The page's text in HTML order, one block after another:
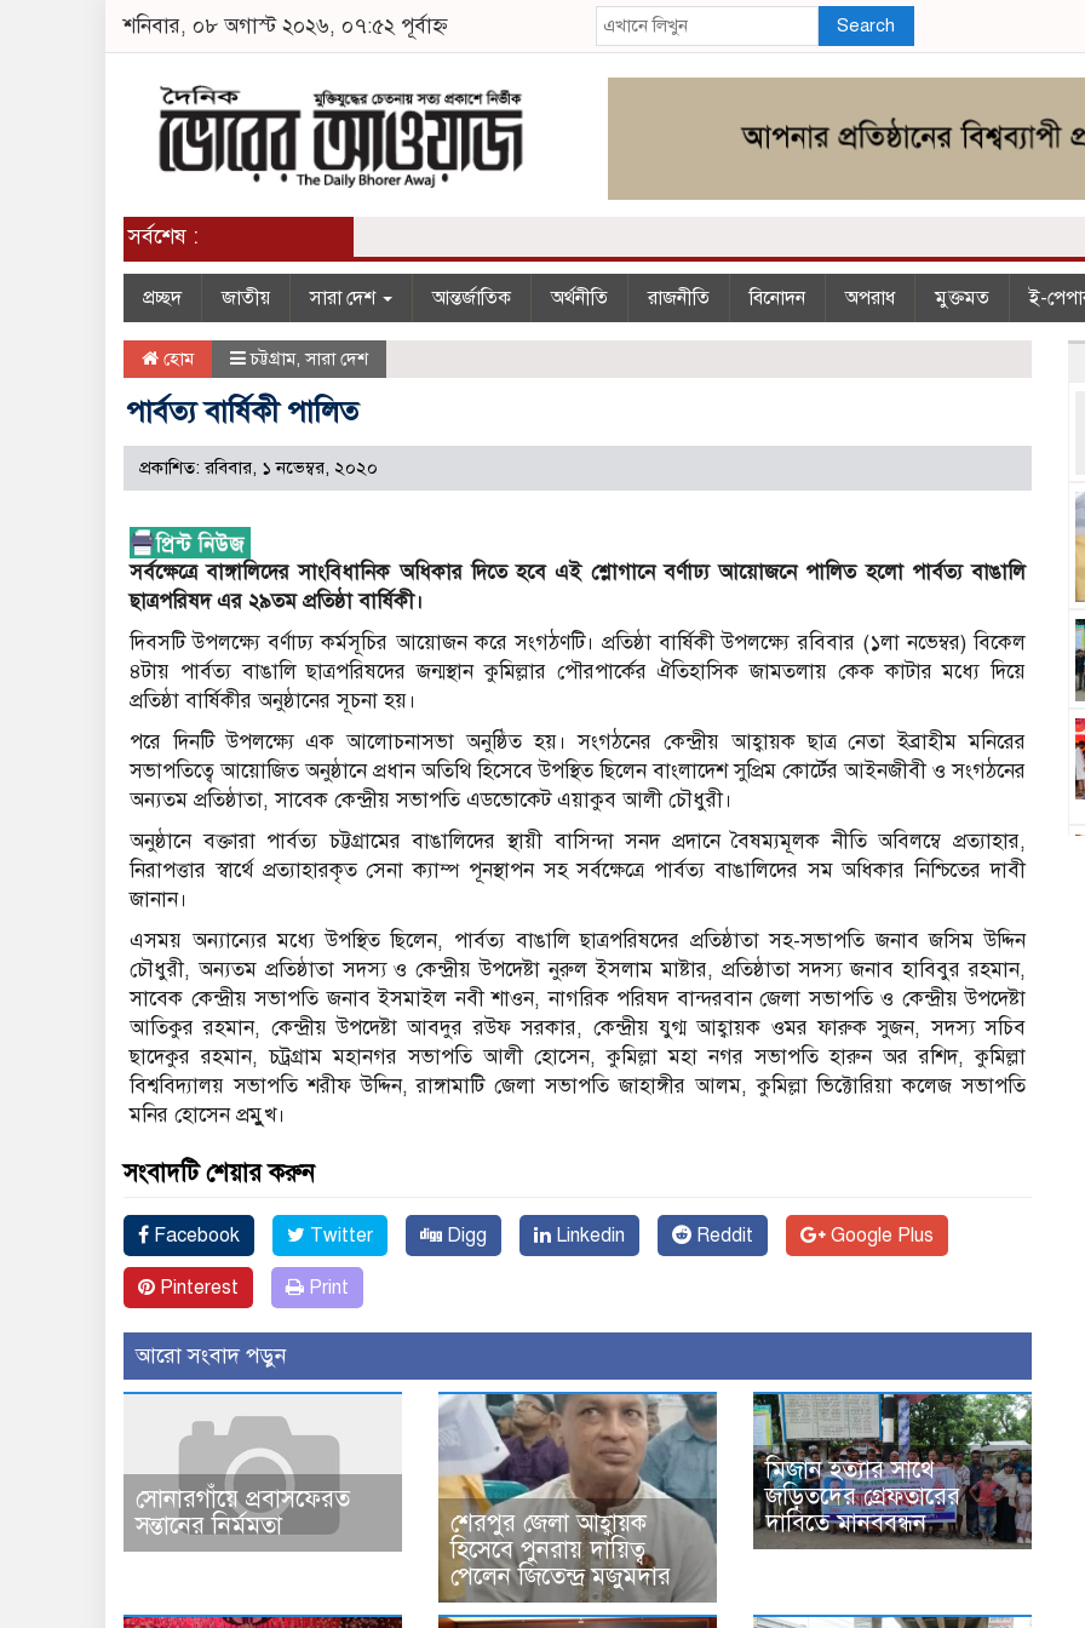
শনিবার, ০৮ অগাস্ট ২০২৬, ০৭:৫২ পূর্বাহ্ন Search
সর্বশেষ :
প্রচ্ছদ জাতীয় সারা দেশ আন্তর্জাতিক অর্থনীতি রাজনীতি বিনোদন অপরাধ মুক্তমত ই-
হোম চট্টগ্রাম,সারা দেশ
পার্বত্য বার্ষিকী পালিত
প্রকাশিত: রবিবার, ১ নভেম্বর, ২০২০
সর্বক্ষেত্রে বাঙ্গালিদের সাংবিধানিক অধিকার দিতে হবে এই শ্লোগানে বর্ণাঢ্য আয়োজনে পালিত হলো পার্বত্য বাঙালি
ছাত্রপরিষদ এর ২৯তম প্রতিষ্ঠা বার্ষিকী।
দিবসটি উপলক্ষ্যে বর্ণাঢ্য কর্মসূচির আয়োজন করে সংগঠণটি। প্রতিষ্ঠা বার্ষিকী উপলক্ষ্যে রবিবার (১লা নভেম্বর) বিকেল
৪টায় পার্বত্য বাঙালি ছাত্রপরিষদের জন্মস্থান কুমিল্লার পৌরপার্কের ঐতিহাসিক জামতলায় কেক কাটার মধ্যে দিয়ে
প্রতিষ্ঠা বার্ষিকীর অনুষ্ঠানের সূচনা হয়।
পরে দিনটি উপলক্ষ্যে এক আলোচনাসভা অনুষ্ঠিত হয়। সংগঠনের কেন্দ্রীয় আহ্বায়ক ছাত্র নেতা ইব্রাহীম মনিরের
সভাপতিত্বে আয়োজিত অনুষ্ঠানে প্রধান অতিথি হিসেবে উপস্থিত ছিলেন বাংলাদেশ সুপ্রিম কোর্টের আইনজীবী ও সংগঠনের
অন্যতম প্রতিষ্ঠাতা, সাবেক কেন্দ্রীয় সভাপতি এডভোকেট এয়াকুব আলী চৌধুরী।
অনুষ্ঠানে বক্তারা পার্বত্য চট্টগ্রামের বাঙালিদের স্থায়ী বাসিন্দা সনদ প্রদানে বৈষম্যমূলক নীতি অবিলম্বে প্রত্যাহার,
নিরাপত্তার স্বার্থে প্রত্যাহারকৃত সেনা ক্যাম্প পূনস্থাপন সহ সর্বক্ষেত্রে পার্বত্য বাঙালিদের সম অধিকার নিশ্চিতের দাবী
জানান।
এসময় অন্যান্যের মধ্যে উপস্থিত ছিলেন, পার্বত্য বাঙালি ছাত্রপরিষদের প্রতিষ্ঠাতা সহ-সভাপতি জনাব জসিম উদ্দিন
চৌধুরী, অন্যতম প্রতিষ্ঠাতা সদস্য ও কেন্দ্রীয় উপদেষ্টা নুরুল ইসলাম মাষ্টার, প্রতিষ্ঠাতা সদস্য জনাব হাবিবুর রহমান,
সাবেক কেন্দ্রীয় সভাপতি জনাব ইসমাইল নবী শাওন, নাগরিক পরিষদ বান্দরবান জেলা সভাপতি ও কেন্দ্রীয় উপদেষ্টা
আতিকুর রহমান, কেন্দ্রীয় উপদেষ্টা আবদুর রউফ সরকার, কেন্দ্রীয় যুগ্ম আহ্বায়ক ওমর ফারুক সুজন, সদস্য সচিব
ছাদেকুর রহমান, চট্রগ্রাম মহানগর সভাপতি আলী হোসেন, কুমিল্লা মহা নগর সভাপতি হারুন অর রশিদ, কুমিল্লা
বিশ্ববিদ্যালয় সভাপতি শরীফ উদ্দিন, রাঙ্গামাটি জেলা সভাপতি জাহাঙ্গীর আলম, কুমিল্লা ভিক্টোরিয়া কলেজ সভাপতি
মনির হোসেন প্রমুুখ।
সংবাদটি শেয়ার করুন
Facebook Twitter Digg Linkedin Reddit Google Plus
Pinterest Print
আরো সংবাদ পড়ুন
সোনারগাঁয়ে প্রবাসফেরত
সন্তানের নির্মমতা
শেরপুর জেলা আহ্বায়ক
হিসেবে পুনরায় দায়িত্ব
পেলেন জিতেন্দ্র মজুমদার
মিজান হত্যার সাথে
জড়িতদের গ্রেফতারের
দাবিতে মানববন্ধন